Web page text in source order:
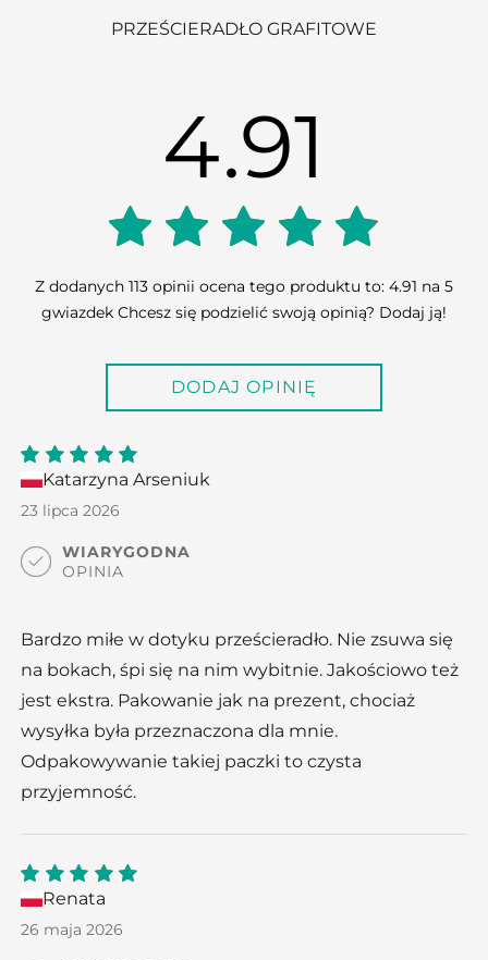
PRZEŚCIERADŁO GRAFITOWE
4.91
4.91
out of
5
Z dodanych 113 opinii ocena tego produktu to: 4.91 na 5
gwiazdek Chcesz się podzielić swoją opinią? Dodaj ją!
DODAJ OPINIĘ
5out
of 5
Katarzyna Arseniuk
23 lipca 2026
WIARYGODNA
OPINIA
Bardzo miłe w dotyku prześcieradło. Nie zsuwa się
na bokach, śpi się na nim wybitnie. Jakościowo też
jest ekstra. Pakowanie jak na prezent, chociaż
wysyłka była przeznaczona dla mnie.
Odpakowywanie takiej paczki to czysta
przyjemność.
5out
of 5
Renata
26 maja 2026